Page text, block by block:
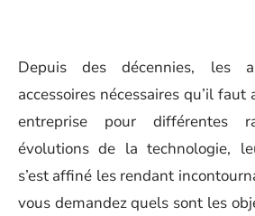
Depuis des décennies, les
accessoires nécessaires qu’il faut
entreprise pour différentes
évolutions de la technologie,
s’est affiné les rendant
vous demandez quels sont les